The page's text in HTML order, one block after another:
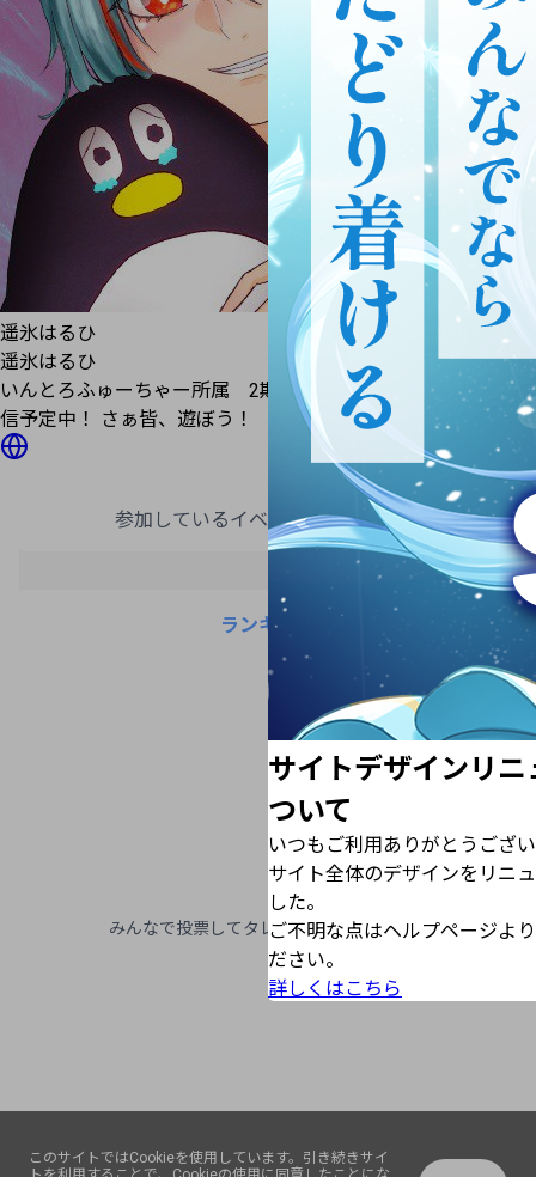
遥氷はるひ
遥氷はるひ
いんとろふゅーちゃー所属 2期生 ふわっちでゲームや雑談配
信予定中！ さぁ皆、遊ぼう！
参加しているイベントがありません
ランキング
みんなで投票してタレントを応援しよう！
このサイトではCookieを使用しています。引き続きサイ
サイトデザインリニ
ついて
いつもご利用ありがとうござ
サイト全体のデザインをリニ
した。
ご不明な点はヘルプページよ
ださい。
詳しくはこちら